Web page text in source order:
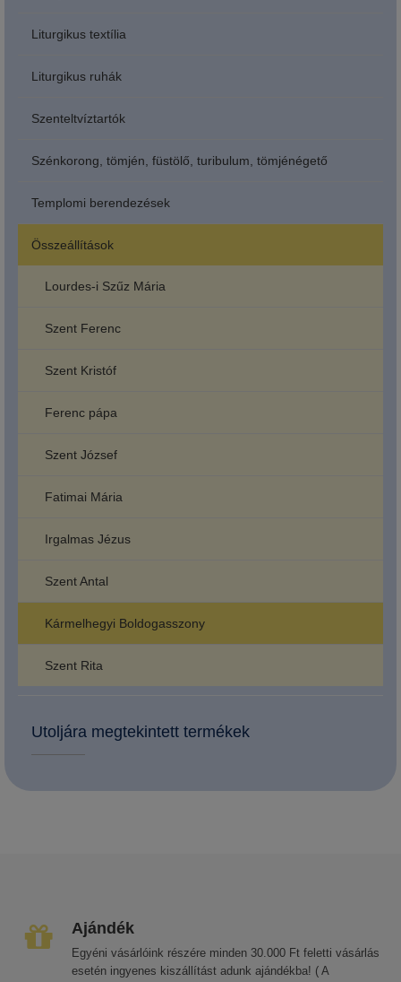
Liturgikus textília
Liturgikus ruhák
Szenteltvíztartók
Szénkorong, tömjén, füstölő, turibulum, tömjénégető
Templomi berendezések
Összeállítások
Lourdes-i Szűz Mária
Szent Ferenc
Szent Kristóf
Ferenc pápa
Szent József
Fatimai Mária
Irgalmas Jézus
Szent Antal
Kármelhegyi Boldogasszony
Szent Rita
Utoljára megtekintett termékek
Ajándék
Egyéni vásárlóink részére minden 30.000 Ft feletti vásárlás
esetén ingyenes kiszállítást adunk ajándékba! ( A